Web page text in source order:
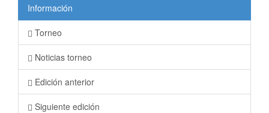
Información
Torneo
Noticias torneo
Edición anterior
Siguiente edición